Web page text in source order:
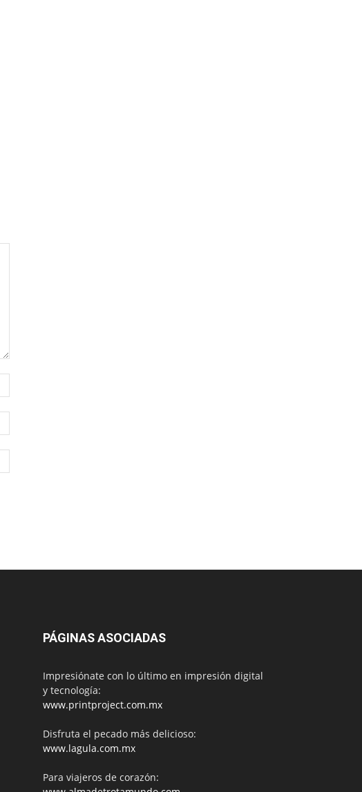
PÁGINAS ASOCIADAS
Impresiónate con lo último en impresión digital
y tecnología:
www.printproject.com.mx
Disfruta el pecado más delicioso:
www.lagula.com.mx
Para viajeros de corazón: